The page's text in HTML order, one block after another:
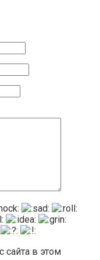
сайта в этом